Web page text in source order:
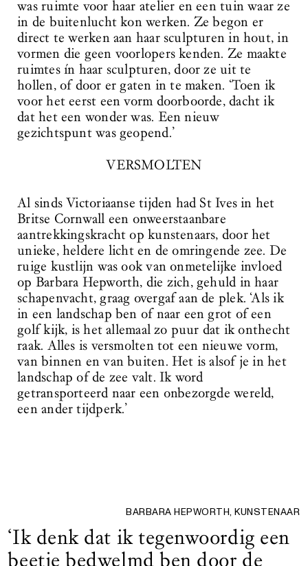
was ruimte voor haar atelier en een tuin waar ze
in de buitenlucht kon werken. Ze begon er
direct te werken aan haar sculpturen in hout, in
vormen die geen voorlopers kenden. Ze maakte
ruimtes ín haar sculpturen, door ze uit te
hollen, of door er gaten in te maken. ‘Toen ik
voor het eerst een vorm doorboorde, dacht ik
dat het een wonder was. Een nieuw
gezichtspunt was geopend.’
VERSMOLTEN
Al sinds Victoriaanse tijden had St Ives in het
Britse Cornwall een onweerstaanbare
aantrekkingskracht op kunstenaars, door het
unieke, heldere licht en de omringende zee. De
ruige kustlijn was ook van onmetelijke invloed
op Barbara Hepworth, die zich, gehuld in haar
schapenvacht, graag overgaf aan de plek. ‘Als ik
in een landschap ben of naar een grot of een
golf kijk, is het allemaal zo puur dat ik onthecht
raak. Alles is versmolten tot een nieuwe vorm,
van binnen en van buiten. Het is alsof je in het
landschap of de zee valt. Ik word
getransporteerd naar een onbezorgde wereld,
een ander tijdperk.’
BARBARA HEPWORTH, KUNSTENAAR
‘Ik denk dat ik tegenwoordig een
beetje bedwelmd ben door de